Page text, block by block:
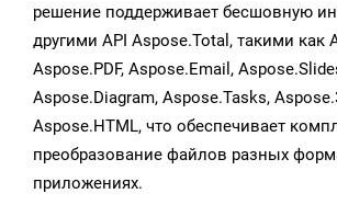
решение поддерживает бесшовную
другими API Aspose.Total, такими как
Aspose.PDF, Aspose.Email,
Aspose.Diagram, Aspose.Tasks,
Aspose.HTML, что обеспечивает
преобразование файлов разных
приложениях.